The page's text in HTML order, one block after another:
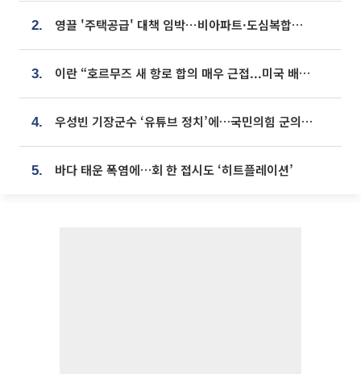
2. 영끌 '주택공급' 대책 임박⋯비아파트·도심복합까지 총동원
3. 이란 “호르무즈 새 항로 합의 매우 근접...미국 배상 먼저”
4. 우성빈 기장군수 ‘유튜브 정치’에…국민의힘 군의원들 집단 반발
5. 바다 태운 폭염에…회 한 접시도 ‘히트플레이션’